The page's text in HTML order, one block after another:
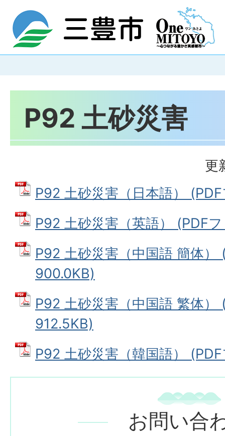
P92 土砂災害
更
P92 土砂災害（日本語）
P92 土砂災害（英語） (PDF
P92 土砂災害（中国語 簡体）
900.0KB)
P92 土砂災害（中国語 繁体）
912.5KB)
P92 土砂災害（韓国語）
お問い合